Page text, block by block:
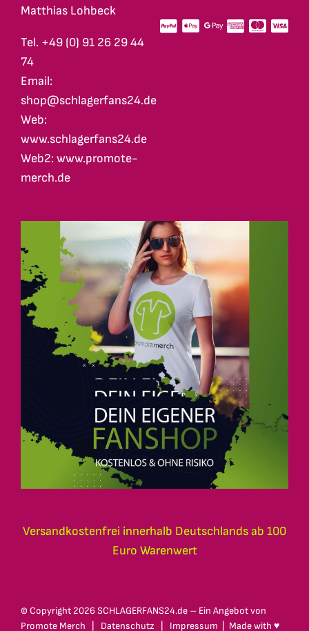
Matthias Lohbeck
Tel. +49 (0) 91 26 29 44
74
Email:
shop@schlagerfans24.de
Web:
www.schlagerfans24.de
Web2: www.promote-
merch.de
Versandkostenfrei innerhalb Deutschlands ab 100
Euro Warenwert
© Copyright 2026 SCHLAGERFANS24.de – Ein Angebot von
Promote Merch
Datenschutz Impressum | Made with ♥